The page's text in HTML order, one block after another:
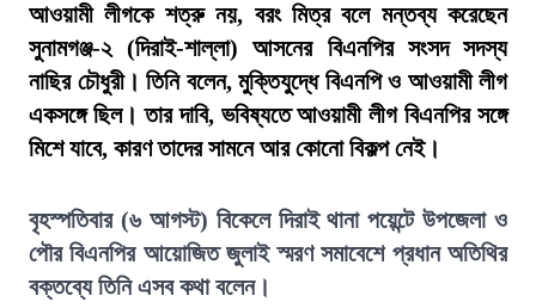
আওয়ামী লীগকে শত্রু নয়, বরং মিত্র বলে মন্তব্য করেছেন
সুনামগঞ্জ-২ (দিরাই-শাল্লা) আসনের বিএনপির সংসদ সদস্য
নাছির চৌধুরী। তিনি বলেন, মুক্তিযুদ্ধে বিএনপি ও আওয়ামী লীগ
একসঙ্গে ছিল। তার দাবি, ভবিষ্যতে আওয়ামী লীগ বিএনপির সঙ্গে
মিশে যাবে, কারণ তাদের সামনে আর কোনো বিকল্প নেই।
বৃহস্পতিবার (৬ আগস্ট) বিকেলে দিরাই থানা পয়েন্টে উপজেলা ও
পৌর বিএনপির আয়োজিত জুলাই স্মরণ সমাবেশে প্রধান অতিথির
বক্তব্যে তিনি এসব কথা বলেন।